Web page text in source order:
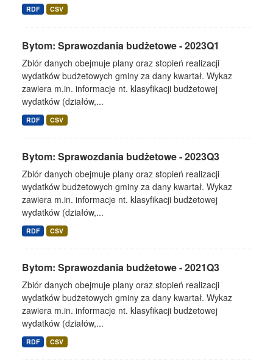
RDF CSV
Bytom: Sprawozdania budżetowe - 2023Q1
Zbiór danych obejmuje plany oraz stopień realizacji
wydatków budżetowych gminy za dany kwartał. Wykaz
zawiera m.in. informacje nt. klasyfikacji budżetowej
wydatków (działów,...
RDF CSV
Bytom: Sprawozdania budżetowe - 2023Q3
Zbiór danych obejmuje plany oraz stopień realizacji
wydatków budżetowych gminy za dany kwartał. Wykaz
zawiera m.in. informacje nt. klasyfikacji budżetowej
wydatków (działów,...
RDF CSV
Bytom: Sprawozdania budżetowe - 2021Q3
Zbiór danych obejmuje plany oraz stopień realizacji
wydatków budżetowych gminy za dany kwartał. Wykaz
zawiera m.in. informacje nt. klasyfikacji budżetowej
wydatków (działów,...
RDF CSV